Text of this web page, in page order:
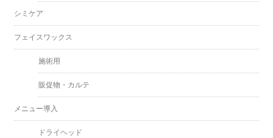
シミケア
フェイスワックス
施術用
販促物・カルテ
メニュー導入
ドライヘッド